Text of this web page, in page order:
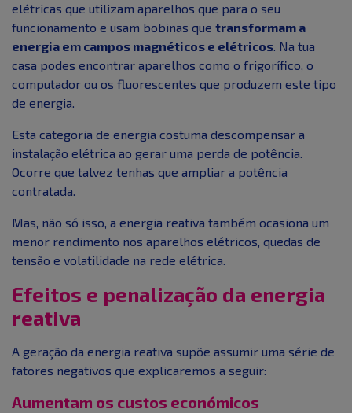
elétricas que utilizam aparelhos que para o seu
funcionamento e usam bobinas que transformam a
energia em campos magnéticos e elétricos. Na tua
casa podes encontrar aparelhos como o frigorífico, o
computador ou os fluorescentes que produzem este tipo
de energia.
Esta categoria de energia costuma descompensar a
instalação elétrica ao gerar uma perda de potência.
Ocorre que talvez tenhas que ampliar a potência
contratada.
Mas, não só isso, a energia reativa também ocasiona um
menor rendimento nos aparelhos elétricos, quedas de
tensão e volatilidade na rede elétrica.
Efeitos e penalização da energia
reativa
A geração da energia reativa supõe assumir uma série de
fatores negativos que explicaremos a seguir:
Aumentam os custos económicos